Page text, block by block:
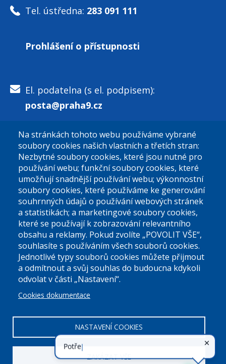
Tel. ústředna: 283 091 111
Prohlášení o přístupnosti
El. podatelna (s el. podpisem):
posta@praha9.cz
El. podatelna (bez el. podpisu):
podatelna@praha9.cz
Úřední dny:
Po a St: 08.00-12.00; 13.00-18.00
Úřední hodiny
00063894DIČ:CZ00063894
Na stránkách tohoto webu používáme vybrané
soubory cookies našich vlastních a třetích stran:
Nezbytné soubory cookies, které jsou nutné pro
používání webu; funkční soubory cookies, které
umožňují snadnější používání webu; výkonnostní
soubory cookies, které používáme ke generování
souhrnných údajů o používání webových stránek
a statistikách; a marketingové soubory cookies,
které se používají k zobrazování relevantního
obsahu a reklamy. Pokud zvolíte „POVOLIT VŠE“,
souhlasíte s používáním všech souborů cookies.
Jednotlivé typy souborů cookies můžete přijmout
a odmítnout a svůj souhlas do budoucna kdykoli
odvolat v části „Nastavení“.
Cookies dokumentace
NASTAVENÍ COOKIES
ZAKÁZAT VŠE